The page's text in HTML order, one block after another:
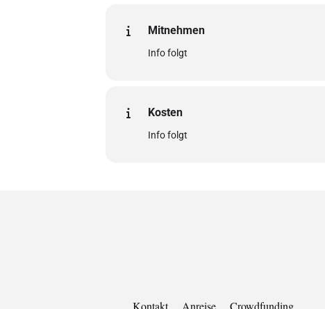
Mitnehmen
Info folgt
Kosten
Info folgt
Kontakt Anreise Crowdfunding